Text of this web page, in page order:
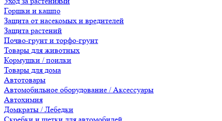
Горшки и кашпо
Защита от насекомых и вредителей
Защита растений
Почво-грунт и торфо-грунт
Товары для животных
Кормушки / поилки
Товары для дома
Автотовары
Автомобильное оборудование / Аксессуары
Автохимия
Домкраты / Лебедки